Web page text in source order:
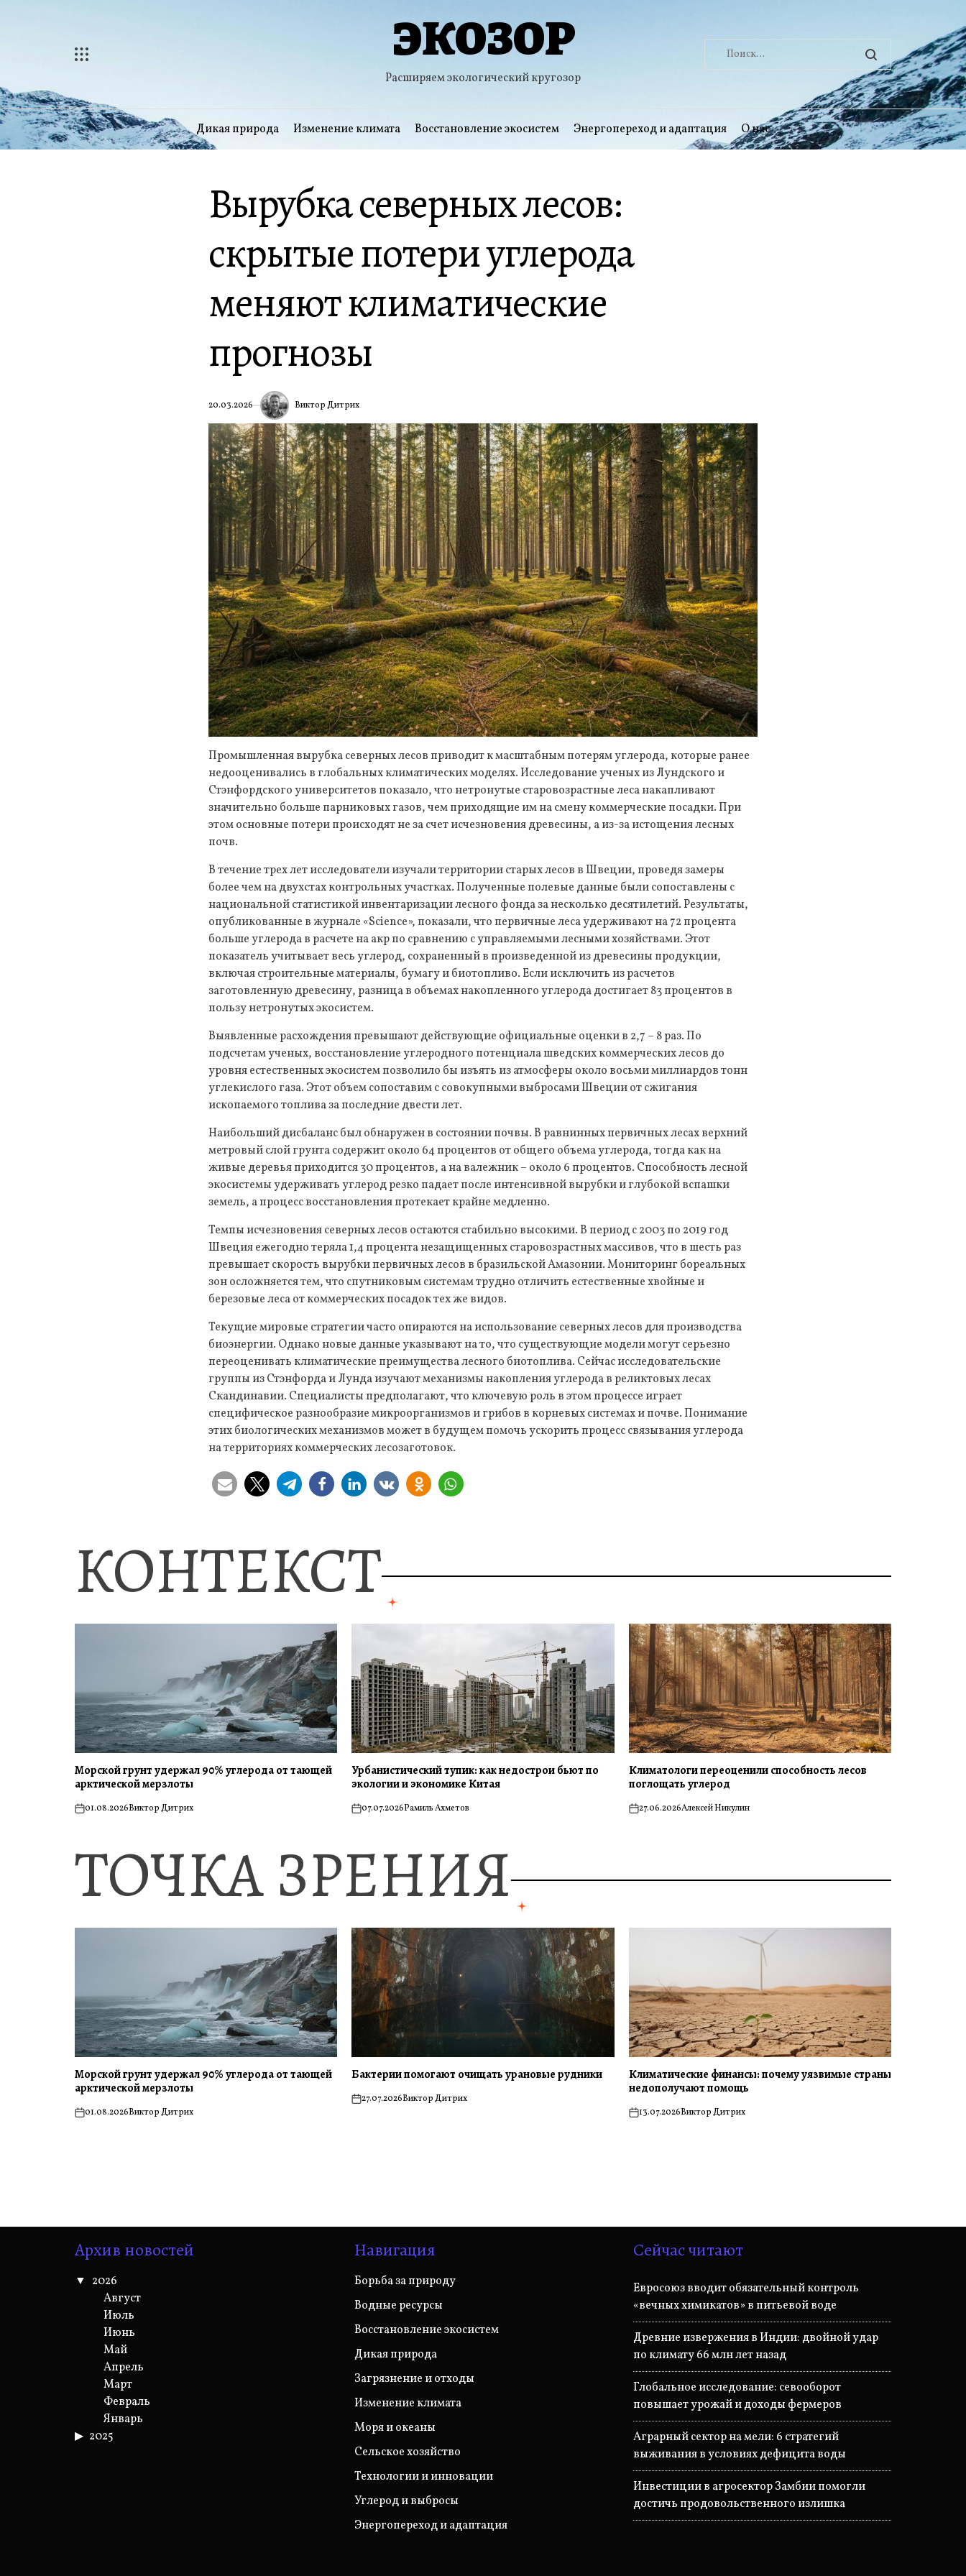
ЭКОЗОР
Расширяем экологический кругозор
Найти:
Дикая природа Изменение климата Восстановление экосистем Энергопереход и адаптация О нас
Вырубка северных лесов:
скрытые потери углерода
меняют климатические
прогнозы
20.03.2026 Виктор Дитрих
Промышленная вырубка северных лесов приводит к масштабным потерям углерода, которые ранее
недооценивались в глобальных климатических моделях. Исследование ученых из Лундского и
Стэнфордского университетов показало, что нетронутые старовозрастные леса накапливают
значительно больше парниковых газов, чем приходящие им на смену коммерческие посадки. При
этом основные потери происходят не за счет исчезновения древесины, а из-за истощения лесных
почв.
В течение трех лет исследователи изучали территории старых лесов в Швеции, проведя замеры
более чем на двухстах контрольных участках. Полученные полевые данные были сопоставлены с
национальной статистикой инвентаризации лесного фонда за несколько десятилетий. Результаты,
опубликованные в журнале «Science», показали, что первичные леса удерживают на 72 процента
больше углерода в расчете на акр по сравнению с управляемыми лесными хозяйствами. Этот
показатель учитывает весь углерод, сохраненный в произведенной из древесины продукции,
включая строительные материалы, бумагу и биотопливо. Если исключить из расчетов
заготовленную древесину, разница в объемах накопленного углерода достигает 83 процентов в
пользу нетронутых экосистем.
Выявленные расхождения превышают действующие официальные оценки в 2,7 – 8 раз. По
подсчетам ученых, восстановление углеродного потенциала шведских коммерческих лесов до
уровня естественных экосистем позволило бы изъять из атмосферы около восьми миллиардов тонн
углекислого газа. Этот объем сопоставим с совокупными выбросами Швеции от сжигания
ископаемого топлива за последние двести лет.
Наибольший дисбаланс был обнаружен в состоянии почвы. В равнинных первичных лесах верхний
метровый слой грунта содержит около 64 процентов от общего объема углерода, тогда как на
живые деревья приходится 30 процентов, а на валежник – около 6 процентов. Способность лесной
экосистемы удерживать углерод резко падает после интенсивной вырубки и глубокой вспашки
земель, а процесс восстановления протекает крайне медленно.
Темпы исчезновения северных лесов остаются стабильно высокими. В период с 2003 по 2019 год
Швеция ежегодно теряла 1,4 процента незащищенных старовозрастных массивов, что в шесть раз
превышает скорость вырубки первичных лесов в бразильской Амазонии. Мониторинг бореальных
зон осложняется тем, что спутниковым системам трудно отличить естественные хвойные и
березовые леса от коммерческих посадок тех же видов.
Текущие мировые стратегии часто опираются на использование северных лесов для производства
биоэнергии. Однако новые данные указывают на то, что существующие модели могут серьезно
переоценивать климатические преимущества лесного биотоплива. Сейчас исследовательские
группы из Стэнфорда и Лунда изучают механизмы накопления углерода в реликтовых лесах
Скандинавии. Специалисты предполагают, что ключевую роль в этом процессе играет
специфическое разнообразие микроорганизмов и грибов в корневых системах и почве. Понимание
этих биологических механизмов может в будущем помочь ускорить процесс связывания углерода
на территориях коммерческих лесозаготовок.
КОНТЕКСТ
Морской грунт удержал 90% углерода от тающей
арктической мерзлоты
on01.08.2026Виктор Дитрих
Урбанистический тупик: как недострои бьют по
экологии и экономике Китая
on07.07.2026Рамиль Ахметов
Климатологи переоценили способность лесов
поглощать углерод
on27.06.2026Алексей Никулин
ТОЧКА ЗРЕНИЯ
Морской грунт удержал 90% углерода от тающей
арктической мерзлоты
on01.08.2026Виктор Дитрих
Бактерии помогают очищать урановые рудники
on27.07.2026Виктор Дитрих
Климатические финансы: почему уязвимые страны
недополучают помощь
on13.07.2026Виктор Дитрих
Архив новостей
2026
Август
Июль
Июнь
Май
Апрель
Март
Февраль
Январь
2025
Навигация
Борьба за природу
Водные ресурсы
Восстановление экосистем
Дикая природа
Загрязнение и отходы
Изменение климата
Моря и океаны
Сельское хозяйство
Технологии и инновации
Углерод и выбросы
Энергопереход и адаптация
Сейчас читают
Евросоюз вводит обязательный контроль
«вечных химикатов» в питьевой воде
Древние извержения в Индии: двойной удар
по климату 66 млн лет назад
Глобальное исследование: севооборот
повышает урожай и доходы фермеров
Аграрный сектор на мели: 6 стратегий
выживания в условиях дефицита воды
Инвестиции в агросектор Замбии помогли
достичь продовольственного излишка